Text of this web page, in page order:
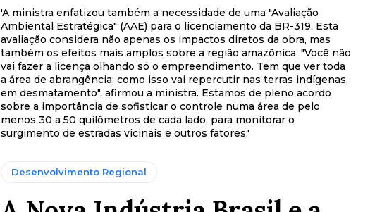
'A ministra enfatizou também a necessidade de uma "Avaliação
Ambiental Estratégica" (AAE) para o licenciamento da BR-319. Esta
avaliação considera não apenas os impactos diretos da obra, mas
também os efeitos mais amplos sobre a região amazônica. "Você não
vai fazer a licença olhando só o empreendimento. Tem que ver toda
a área de abrangência: como isso vai repercutir nas terras indígenas,
em desmatamento", afirmou a ministra. Estamos de pleno acordo
sobre a importância de sofisticar o controle numa área de pelo
menos 30 a 50 quilômetros de cada lado, para monitorar o
surgimento de estradas vicinais e outros fatores.'
Desenvolvimento Regional